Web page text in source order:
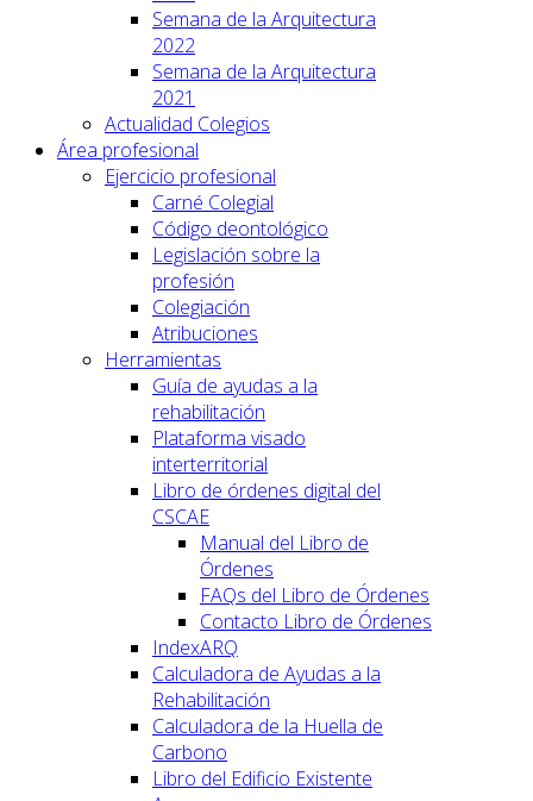
Semana de la Arquitectura
2022
Semana de la Arquitectura
2021
Actualidad Colegios
Área profesional
Ejercicio profesional
Carné Colegial
Código deontológico
Legislación sobre la
profesión
Colegiación
Atribuciones
Herramientas
Guía de ayudas a la
rehabilitación
Plataforma visado
interterritorial
Libro de órdenes digital del
CSCAE
Manual del Libro de
Órdenes
FAQs del Libro de Órdenes
Contacto Libro de Órdenes
IndexARQ
Calculadora de Ayudas a la
Rehabilitación
Calculadora de la Huella de
Carbono
Libro del Edificio Existente